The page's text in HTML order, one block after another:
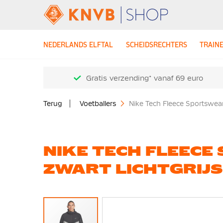
NEDERLANDS ELFTAL SCHEIDSRECHTERS
Gratis verzending* vanaf 69 euro
Terug Voetballers Nike Tech Fleece
NIKE TECH
ZWART LICHTGRIJS
Ga